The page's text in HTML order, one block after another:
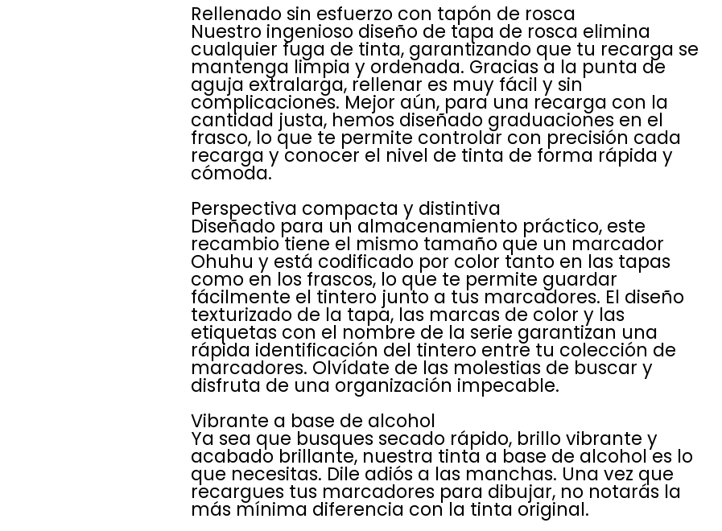
Rellenado sin esfuerzo con tapón de rosca
Nuestro ingenioso diseño de tapa de rosca elimina
cualquier fuga de tinta, garantizando que tu recarga se
mantenga limpia y ordenada. Gracias a la punta de
aguja extralarga, rellenar es muy fácil y sin
complicaciones. Mejor aún, para una recarga con la
cantidad justa, hemos diseñado graduaciones en el
frasco, lo que te permite controlar con precisión cada
recarga y conocer el nivel de tinta de forma rápida y
cómoda.
Perspectiva compacta y distintiva
Diseñado para un almacenamiento práctico, este
recambio tiene el mismo tamaño que un marcador
Ohuhu y está codificado por color tanto en las tapas
como en los frascos, lo que te permite guardar
fácilmente el tintero junto a tus marcadores. El diseño
texturizado de la tapa, las marcas de color y las
etiquetas con el nombre de la serie garantizan una
rápida identificación del tintero entre tu colección de
marcadores. Olvídate de las molestias de buscar y
disfruta de una organización impecable.
Vibrante a base de alcohol
Ya sea que busques secado rápido, brillo vibrante y
acabado brillante, nuestra tinta a base de alcohol es lo
que necesitas. Dile adiós a las manchas. Una vez que
recargues tus marcadores para dibujar, no notarás la
más mínima diferencia con la tinta original.